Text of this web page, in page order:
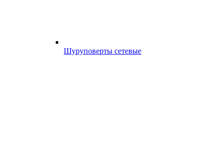
Шуруповерты сетевые